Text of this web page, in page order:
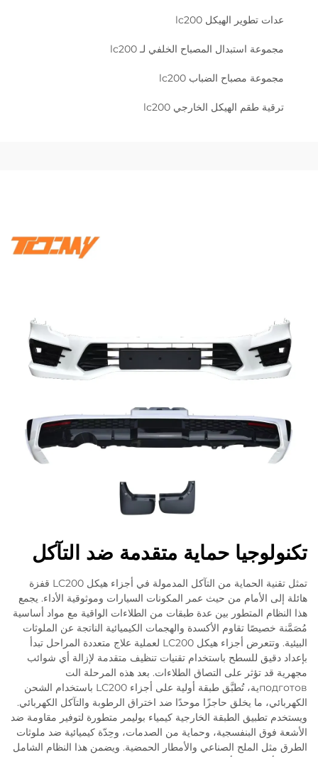
عدات تطوير الهيكل lc200
مجموعة استبدال المصباح الخلفي لـ lc200
مجموعة مصباح الضباب lc200
ترقية طقم الهيكل الخارجي lc200
تكنولوجيا حماية متقدمة ضد التآكل
تمثل تقنية الحماية من التآكل المدمولة في أجزاء هيكل LC200 قفزة
هائلة إلى الأمام من حيث عمر المكونات السيارات وموثوقية الأداء. يجمع
هذا النظام المتطور بين عدة طبقات من الطلاءات الواقية مع مواد أساسية
مُصَمَّنة خصيصًا تقاوم الأكسدة والهجمات الكيميائية الناتجة عن الملوثات
البيئية. وتتعرض أجزاء هيكل LC200 لعملية علاج متعددة المراحل تبدأ
بإعداد دقيق للسطح باستخدام تقنيات تنظيف متقدمة لإزالة أي شوائب
مجهرية قد تؤثر على التصاق الطلاءات. بعد هذه المرحلة الت
подготовية، تُطبَّق طبقة أولية على أجزاء LC200 باستخدام الشحن
الكهربائي، ما يخلق حاجزًا موحدًا ضد اختراق الرطوبة والتآكل الكهربائي.
ويستخدم تطبيق الطبقة الخارجية كيمياء بوليمر متطورة لتوفير مقاومة ضد
الأشعة فوق البنفسجية، وحماية من الصدمات، وحِدّة كيميائية ضد ملوثات
الطرق مثل الملح الصناعي والأمطار الحمضية. ويضمن هذا النظام الشامل